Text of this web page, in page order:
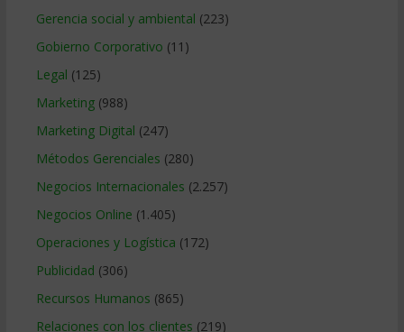
Gerencia social y ambiental (223)
Gobierno Corporativo (11)
Legal (125)
Marketing(988)
Marketing Digital (247)
Métodos Gerenciales (280)
Negocios Internacionales (2.257)
Negocios Online (1.405)
Operaciones y Logística (172)
Publicidad (306)
Recursos Humanos (865)
Relaciones con los clientes (219)